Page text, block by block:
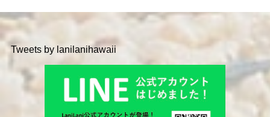
Tweets by lanilanihawaii